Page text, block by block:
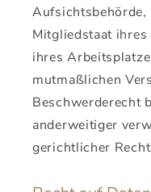
Aufsichtsbehörde,
Mitgliedstaat
ihres
mutmaßlichen
Beschwerderecht
anderweitiger
gerichtlicher